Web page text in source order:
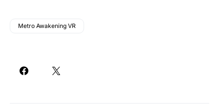
Metro Awakening VR